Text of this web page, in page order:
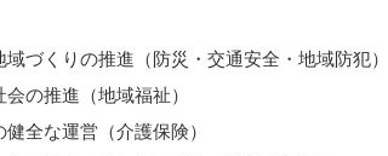
域づくりの推進（防災・交通安全・地域防犯）
の推進（地域福祉）
全な運営（介護保険）